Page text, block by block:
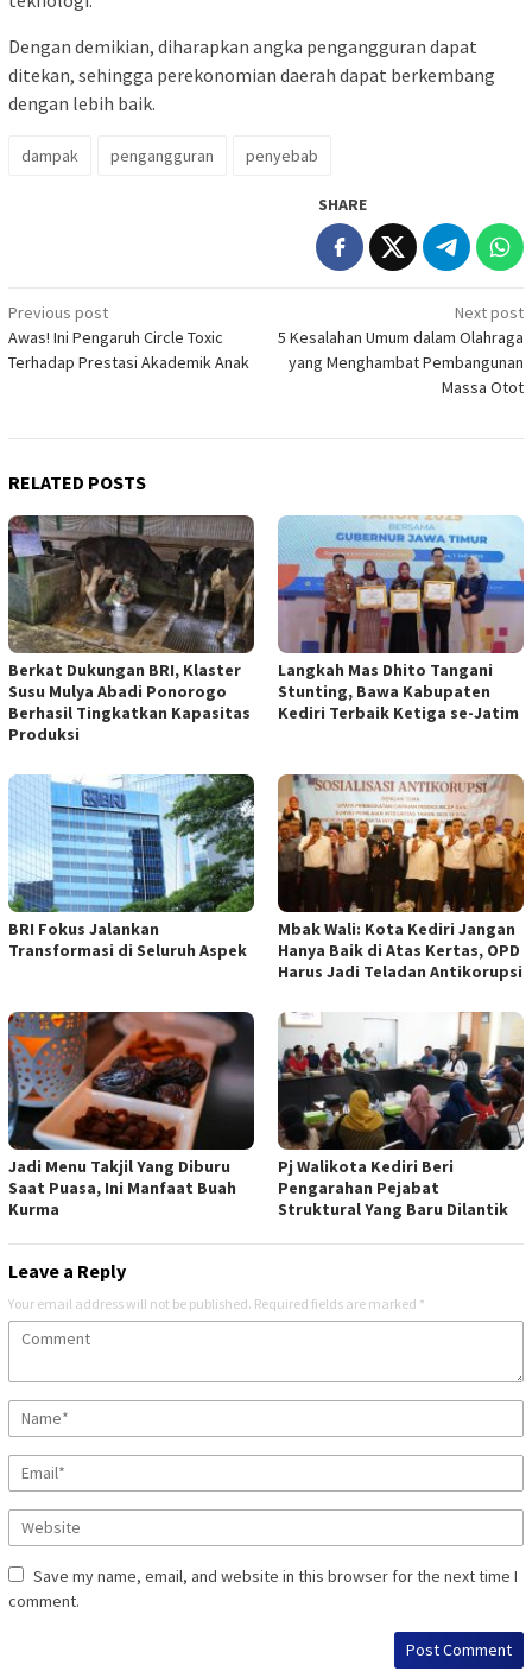
Dengan demikian, diharapkan angka pengangguran dapat
ditekan, sehingga perekonomian daerah dapat berkembang
dengan lebih baik.
dampak pengangguran penyebab
SHARE
Post
navigation
Previous post
Awas! Ini Pengaruh Circle Toxic
Terhadap Prestasi Akademik Anak
Next post
5 Kesalahan Umum dalam Olahraga
yang Menghambat Pembangunan
Massa Otot
RELATED POSTS
Berkat Dukungan BRI, Klaster
Susu Mulya Abadi Ponorogo
Berhasil Tingkatkan Kapasitas
Produksi
Langkah Mas Dhito Tangani
Stunting, Bawa Kabupaten
Kediri Terbaik Ketiga se-Jatim
BRI Fokus Jalankan
Transformasi di Seluruh Aspek
Mbak Wali: Kota Kediri Jangan
Hanya Baik di Atas Kertas, OPD
Harus Jadi Teladan Antikorupsi
Jadi Menu Takjil Yang Diburu
Saat Puasa, Ini Manfaat Buah
Kurma
Pj Walikota Kediri Beri
Pengarahan Pejabat
Struktural Yang Baru Dilantik
Leave a Reply
Your email address will not be published. Required fields are marked *
Save my name, email, and website in this browser for the next time I
comment.